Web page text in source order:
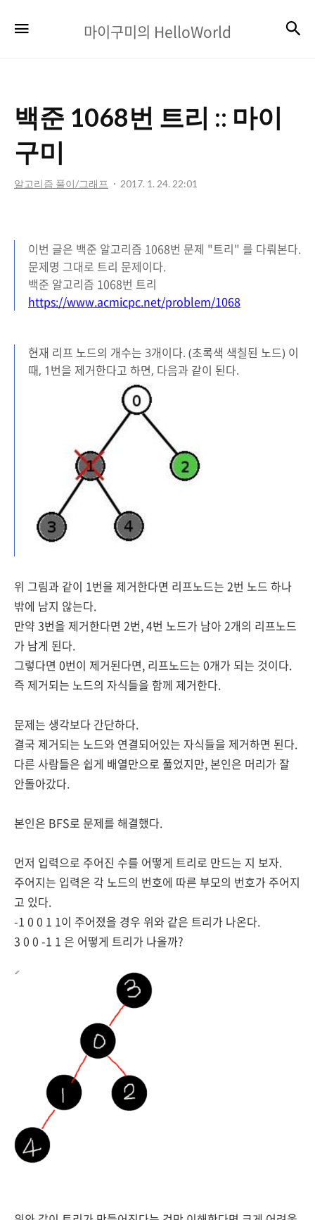
이
의
마이구미의 HelloWorld
백준 1068번 트리 :: 마이
구미
알고리즘 풀이/그래프 2017. 1. 24. 22:01
이번 글은 백준 알고리즘 1068번 문제 "트리" 를 다뤄본다.
문제명 그대로 트리 문제이다.
백준 알고리즘 1068번 트리
https://www.acmicpc.net/problem/1068
현재 리프 노드의 개수는 3개이다. (초록색 색칠된 노드) 이
때, 1번을 제거한다고 하면, 다음과 같이 된다.
위 그림과 같이 1번을 제거한다면 리프노드는 2번 노드 하나
밖에 남지 않는다.
만약 3번을 제거한다면 2번, 4번 노드가 남아 2개의 리프노드
가 남게 된다.
그렇다면 0번이 제거된다면, 리프노드는 0개가 되는 것이다.
즉 제거되는 노드의 자식들을 함께 제거한다.
문제는 생각보다 간단하다.
결국 제거되는 노드와 연결되어있는 자식들을 제거하면 된다.
다른 사람들은 쉽게 배열만으로 풀었지만, 본인은 머리가 잘
안돌아갔다.
본인은 BFS로 문제를 해결했다.
먼저 입력으로 주어진 수를 어떻게 트리로 만드는 지 보자.
주어지는 입력은 각 노드의 번호에 따른 부모의 번호가 주어지
고 있다.
-1 0 0 1 1이 주어졌을 경우 위와 같은 트리가 나온다.
3 0 0 -1 1 은 어떻게 트리가 나올까?